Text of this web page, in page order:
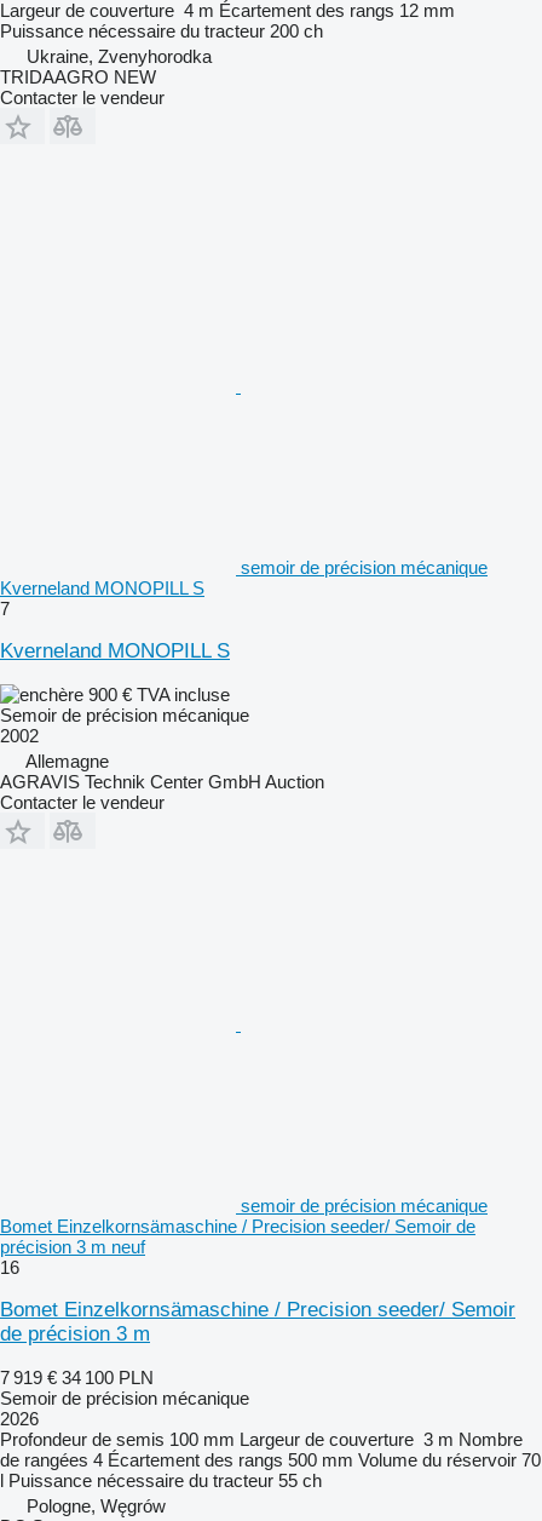
Largeur de couverture 4 m Écartement des rangs 12 mm
Puissance nécessaire du tracteur 200 ch
Ukraine, Zvenyhorodka
TRIDAAGRO NEW
Contacter le vendeur
semoir de précision mécanique
Kverneland MONOPILL S
7
Kverneland MONOPILL S
900 € TVA incluse
Semoir de précision mécanique
2002
Allemagne
AGRAVIS Technik Center GmbH Auction
Contacter le vendeur
semoir de précision mécanique
Bomet Einzelkornsämaschine / Precision seeder/ Semoir de
précision 3 m neuf
16
Bomet Einzelkornsämaschine / Precision seeder/ Semoir
de précision 3 m
7 919 € 34 100 PLN
Semoir de précision mécanique
2026
Profondeur de semis 100 mm Largeur de couverture 3 m Nombre
de rangées 4 Écartement des rangs 500 mm Volume du réservoir 70
l Puissance nécessaire du tracteur 55 ch
Pologne, Węgrów